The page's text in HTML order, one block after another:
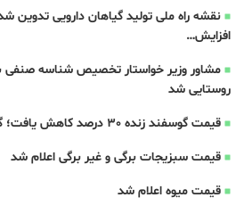
نقشه راه ملی تولید گیاهان دارویی تدوین
افزایش…
مشاور وزیر خواستار تخصیص شناسه صنفی
روستایی شد
قیمت گوسفند زنده 30 درصد کاهش یافت؛ گوشت ارزان نشد
قیمت سبزیجات برگی و غیر برگی اعلام شد
قیمت میوه اعلام شد